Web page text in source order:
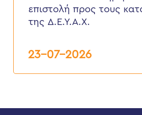
τους
καταναλωτές
επιστολή προς τους
της Δ.Ε.Υ.Α.Χ.
23-07-2026